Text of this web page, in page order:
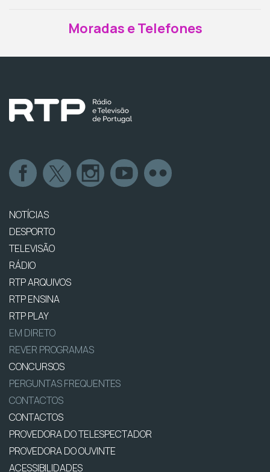
Moradas e Telefones
NOTÍCIAS
DESPORTO
TELEVISÃO
RÁDIO
RTP ARQUIVOS
RTP ENSINA
RTP PLAY
EM DIRETO
REVER PROGRAMAS
CONCURSOS
PERGUNTAS FREQUENTES
CONTACTOS
CONTACTOS
PROVEDORA DO TELESPECTADOR
PROVEDORA DO OUVINTE
ACESSIBILIDADES